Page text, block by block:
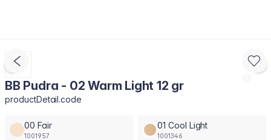
BB Pudra - 02 Warm Light 12 gr
productDetail.code
00 Fair
1001957
01 Cool Light
1001346